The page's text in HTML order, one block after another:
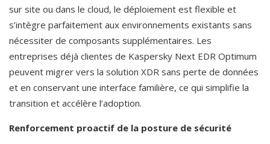
sur site ou dans le cloud, le déploiement est flexible et
s’intègre parfaitement aux environnements existants sans
nécessiter de composants supplémentaires. Les
entreprises déjà clientes de Kaspersky Next EDR Optimum
peuvent migrer vers la solution XDR sans perte de données
et en conservant une interface familière, ce qui simplifie la
transition et accélère l’adoption.
Renforcement proactif de la posture de sécurité